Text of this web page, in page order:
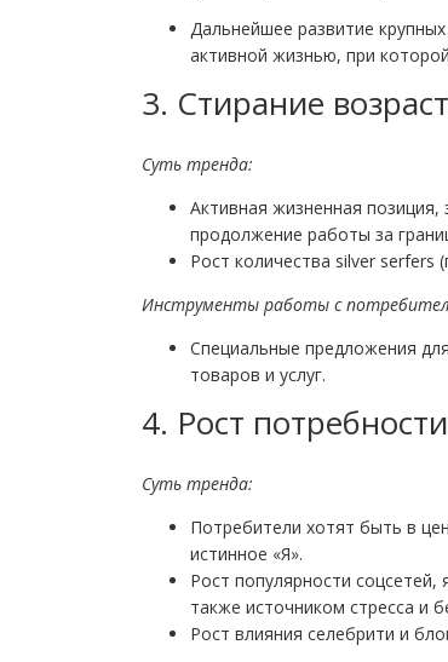
Дальнейшее развитие
активной жизнью, при
3. Стирание
Суть тренда:
Активная жизненная
продолжение работы за
Рост количества silver serfers
Инструменты работы с
Специальные предложения
товаров и услуг.
4. Рост
Суть тренда:
Потребители хотят быть в
истинное «Я».
Рост популярности
также источником стресса и
Рост влияния селебрити и